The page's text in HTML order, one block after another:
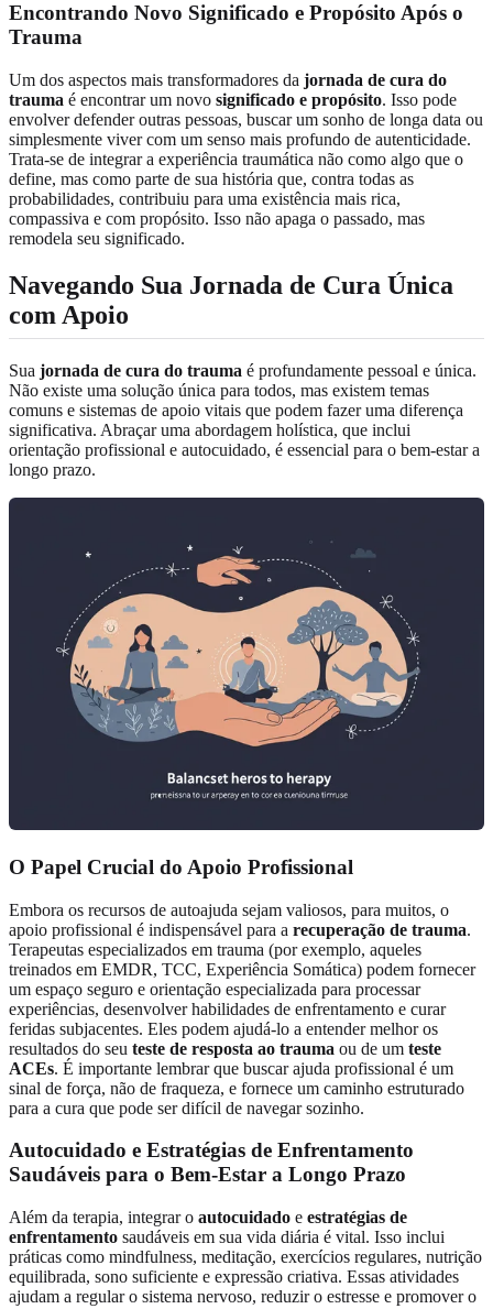
Encontrando Novo Significado e Propósito Após o
Trauma
Um dos aspectos mais transformadores da jornada de cura do
trauma é encontrar um novo significado e propósito. Isso pode
envolver defender outras pessoas, buscar um sonho de longa data ou
simplesmente viver com um senso mais profundo de autenticidade.
Trata-se de integrar a experiência traumática não como algo que o
define, mas como parte de sua história que, contra todas as
probabilidades, contribuiu para uma existência mais rica,
compassiva e com propósito. Isso não apaga o passado, mas
remodela seu significado.
Navegando Sua Jornada de Cura Única
com Apoio
Sua jornada de cura do trauma é profundamente pessoal e única.
Não existe uma solução única para todos, mas existem temas
comuns e sistemas de apoio vitais que podem fazer uma diferença
significativa. Abraçar uma abordagem holística, que inclui
orientação profissional e autocuidado, é essencial para o bem-estar a
longo prazo.
O Papel Crucial do Apoio Profissional
Embora os recursos de autoajuda sejam valiosos, para muitos, o
apoio profissional é indispensável para a recuperação de trauma.
Terapeutas especializados em trauma (por exemplo, aqueles
treinados em EMDR, TCC, Experiência Somática) podem fornecer
um espaço seguro e orientação especializada para processar
experiências, desenvolver habilidades de enfrentamento e curar
feridas subjacentes. Eles podem ajudá-lo a entender melhor os
resultados do seu teste de resposta ao trauma ou de um teste
ACEs. É importante lembrar que buscar ajuda profissional é um
sinal de força, não de fraqueza, e fornece um caminho estruturado
para a cura que pode ser difícil de navegar sozinho.
Autocuidado e Estratégias de Enfrentamento
Saudáveis para o Bem-Estar a Longo Prazo
Além da terapia, integrar o autocuidado e estratégias de
enfrentamento saudáveis em sua vida diária é vital. Isso inclui
práticas como mindfulness, meditação, exercícios regulares, nutrição
equilibrada, sono suficiente e expressão criativa. Essas atividades
ajudam a regular o sistema nervoso, reduzir o estresse e promover o